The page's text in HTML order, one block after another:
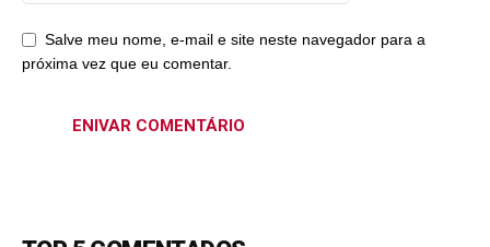
Salve meu nome, e-mail e site neste navegador para a
próxima vez que eu comentar.